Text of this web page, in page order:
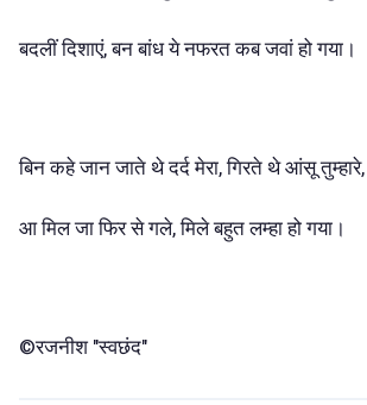
बदलीं दिशाएं, बन बांध ये नफरत कब जवां हो गया।
बिन कहे जान जाते थे दर्द मेरा, गिरते थे आंसू तुम्हारे,
आ मिल जा फिर से गले, मिले बहुत लम्हा हो गया।
©रजनीश "स्वछंद"